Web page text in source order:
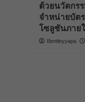
ด้วยนวัตกร
จำหน่ายบัต
โซลูชันภาย
Bentleyyapa